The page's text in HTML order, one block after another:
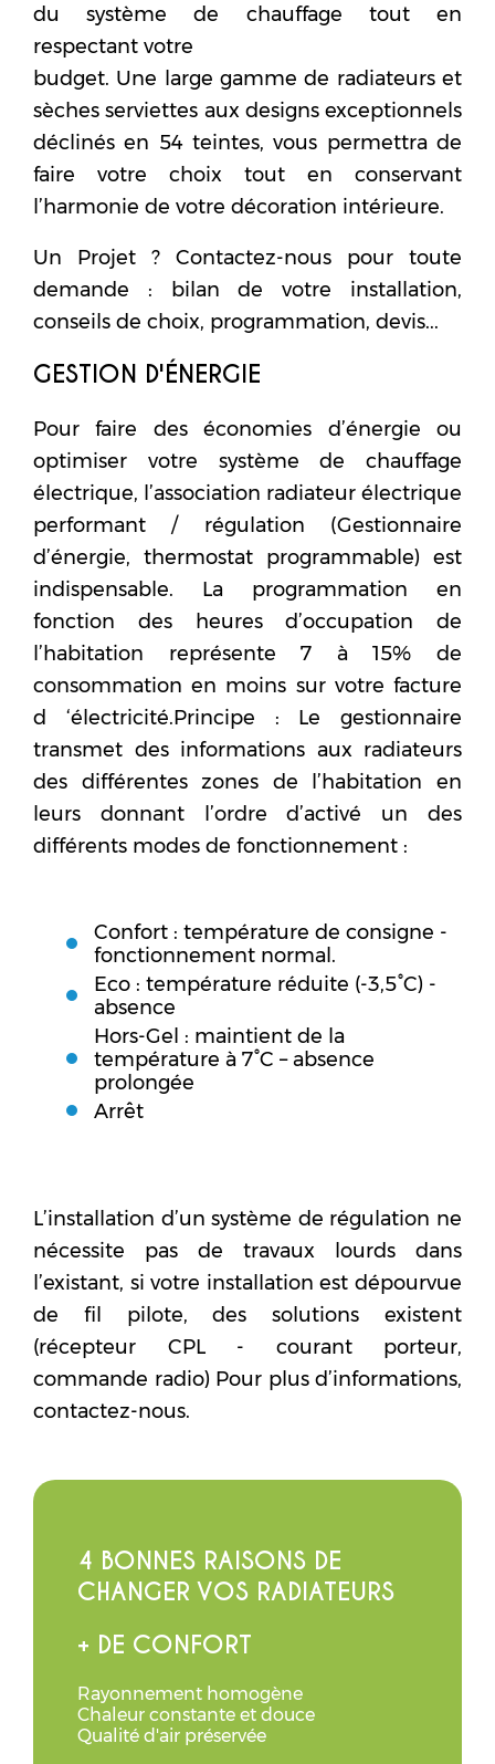
du système de chauffage tout en
respectant votre
budget. Une large gamme de radiateurs et
sèches serviettes aux designs exceptionnels
déclinés en 54 teintes, vous permettra de
faire votre choix tout en conservant
l’harmonie de votre décoration intérieure.
Un Projet ? Contactez-nous pour toute
demande : bilan de votre installation,
conseils de choix, programmation, devis...
GESTION D'ÉNERGIE
Pour faire des économies d’énergie ou
optimiser votre système de chauffage
électrique, l’association radiateur électrique
performant / régulation (Gestionnaire
d’énergie, thermostat programmable) est
indispensable. La programmation en
fonction des heures d’occupation de
l’habitation représente 7 à 15% de
consommation en moins sur votre facture
d ‘électricité.Principe : Le gestionnaire
transmet des informations aux radiateurs
des différentes zones de l’habitation en
leurs donnant l’ordre d’activé un des
différents modes de fonctionnement :
Confort : température de consigne -
fonctionnement normal.
Eco : température réduite (-3,5°C) -
absence
Hors-Gel : maintient de la
température à 7°C – absence
prolongée
Arrêt
L’installation d’un système de régulation ne
nécessite pas de travaux lourds dans
l’existant, si votre installation est dépourvue
de fil pilote, des solutions existent
(récepteur CPL - courant porteur,
commande radio) Pour plus d’informations,
contactez-nous.
4 BONNES RAISONS DE
CHANGER VOS RADIATEURS
+ DE CONFORT
Rayonnement homogène
Chaleur constante et douce
Qualité d'air préservée